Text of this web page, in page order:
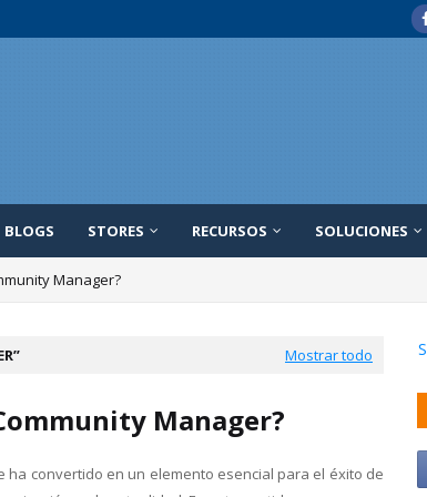
BLOGS STORES RECURSOS SOLUCIONES
Manager?
Mostrar todo
Manager?
ha convertido en un elemento esencial para el éxito de